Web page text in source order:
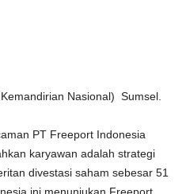
Nasional) Sumsel.
PT Freeport Indonesia
karyawan adalah strategi
divestasi saham sebesar 51